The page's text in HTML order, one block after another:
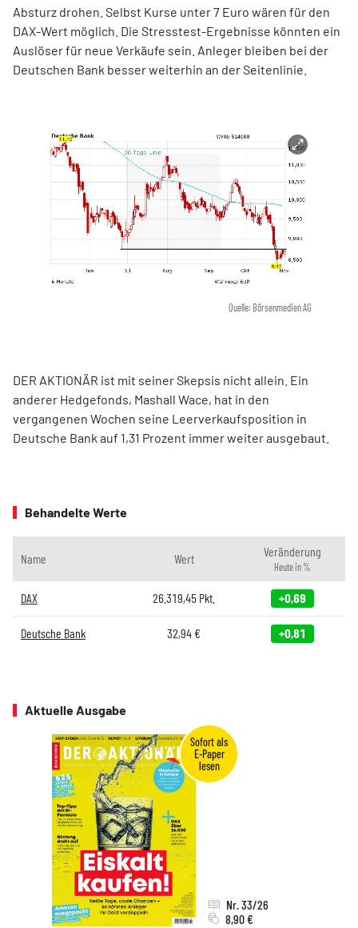
Absturz drohen. Selbst Kurse unter 7 Euro wären für den
DAX-Wert möglich. Die Stresstest-Ergebnisse könnten ein
Auslöser für neue Verkäufe sein. Anleger bleiben bei der
Deutschen Bank besser weiterhin an der Seitenlinie.
Quelle: Börsenmedien AG
DER AKTIONÄR ist mit seiner Skepsis nicht allein. Ein
anderer Hedgefonds, Mashall Wace, hat in den
vergangenen Wochen seine Leerverkaufsposition in
Deutsche Bank auf 1,31 Prozent immer weiter ausgebaut.
Behandelte Werte
Name Wert Veränderung
Heute in %
DAX 26.319,45 Pkt. +0,69
Deutsche Bank 32,94 € +0,81
Aktuelle Ausgabe
Nr. 33/26
8,90 €